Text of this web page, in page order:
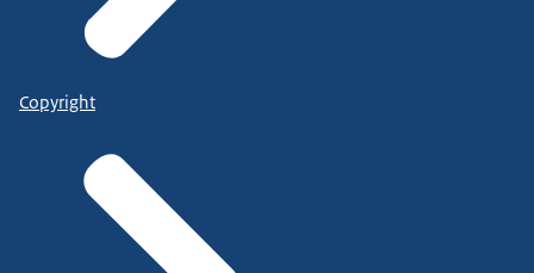
Copyright